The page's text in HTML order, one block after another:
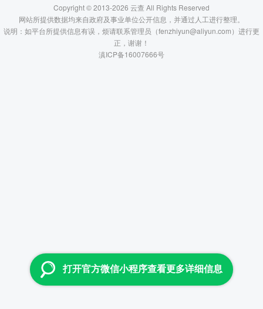
Copyright © 2013-2026 云查 All Rights Reserved
网站所提供数据均来自政府及事业单位公开信息，并通过人工进行整理。
说明：如平台所提供信息有误，烦请联系管理员（fenzhiyun@aliyun.com）进行更
正，谢谢！
滇ICP备16007666号
打开官方微信小程序查看更多详细信息